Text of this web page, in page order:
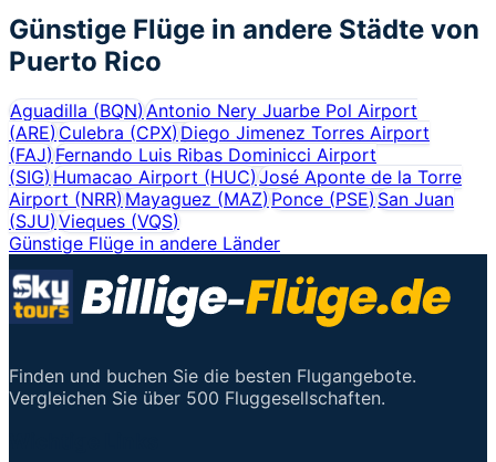
Günstige Flüge in andere Städte von
Puerto Rico
Aguadilla (BQN)Antonio Nery Juarbe Pol Airport
(ARE)Culebra (CPX) Diego Jimenez Torres Airport
(FAJ)Fernando Luis Ribas Dominicci Airport
(SIG)Humacao Airport (HUC) José Aponte de la Torre
Airport (NRR)Mayaguez (MAZ) Ponce (PSE) San Juan
(SJU)Vieques (VQS)
Günstige Flüge in andere Länder
Finden und buchen Sie die besten Flugangebote.
Vergleichen Sie über 500 Fluggesellschaften.